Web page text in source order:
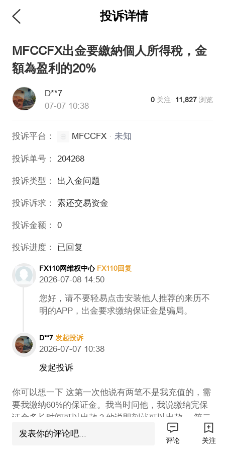
投诉详情
MFCCFX出金要繳納個人所得稅，金
額為盈利的20%
D**7
07-07 10:38
0 关注· 11,827 浏览
投诉平台： MFCCFX· 未知
投诉单号： 204268
投诉类型： 出入金问题
投诉诉求： 索还交易资金
投诉金额： 0
投诉进度： 已回复
FX110网维权中心 FX110回复
2026-07-08 14:50
您好，请不要轻易点击安装他人推荐的来历不
明的APP，出金要求缴纳保证金是骗局。
D**7 发起投诉
2026-07-07 10:38
发起投诉
你可以想一下 这第一次他说有两笔不是我充值的，需
要我缴纳60%的保证金。我当时问他，我说缴纳完保
证金多长时间可以出款？他说即刻就可以出款。 第二
次，他又让我缴纳个税。我在缴纳个税之前，我真的
有问过他，请问我缴纳完个税之后可以多长时间出
发表你的评论吧...
评论 关注